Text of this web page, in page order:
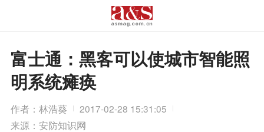
富士通：黑客可以使城市智能照
明系统瘫痪
作者：林浩葵
2017-02-28 15:31:05
来源：安防知识网